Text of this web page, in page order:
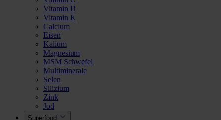
Vitamin D
Vitamin K
Calcium
Eisen
Kalium
Magnesium
MSM Schwefel
Multiminerale
Selen
Silizium
Zink
Jod
Superfood